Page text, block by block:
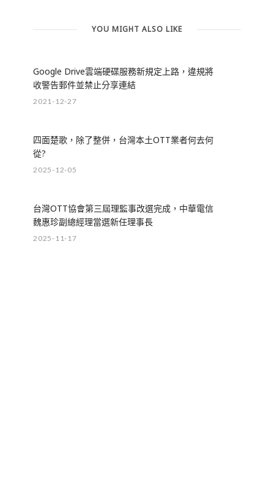
YOU MIGHT ALSO LIKE
Google Drive雲端硬碟服務新規定上路，違規將
收警告郵件並禁止分享連結
2021-12-27
四面楚歌，除了整併，台灣本土OTT業者何去何
從?
2025-12-05
台灣OTT協會第三屆理監事改選完成，中華電信
魏惠珍副總經理當選新任理事長
2025-11-17